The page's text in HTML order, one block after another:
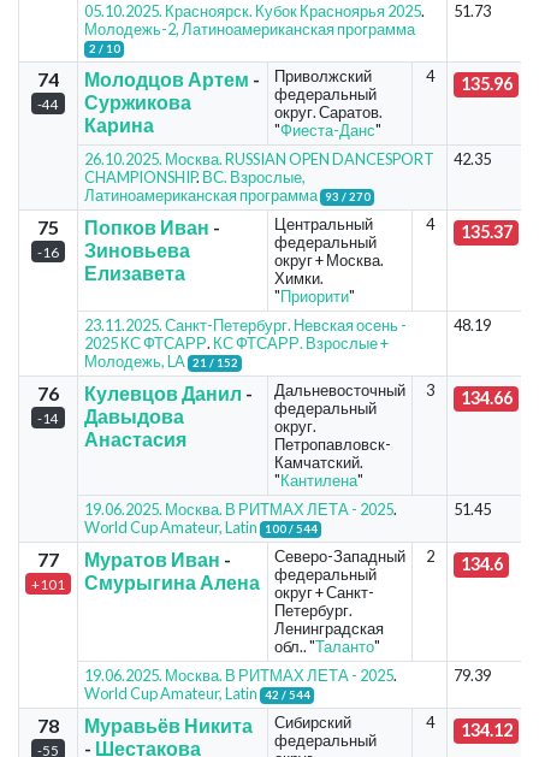
05.10.2025. Красноярск. Кубок Красноярья 2025.
Молодежь-2, Латиноамериканская программа
2 / 10
51.73
74
-44
Молодцов Артем -
Суржикова
Карина
Приволжский
федеральный
округ. Саратов.
"Фиеста-Данс"
4 135.96
26.10.2025. Москва. RUSSIAN OPEN DANCESPORT
CHAMPIONSHIP. ВС. Взрослые,
Латиноамериканская программа 93 / 270
42.35
75
-16
Попков Иван -
Зиновьева
Елизавета
Центральный
федеральный
округ + Москва.
Химки.
"Приорити"
4 135.37
23.11.2025. Санкт-Петербург. Невская осень -
2025 КС ФТСАРР. КС ФТСАРР. Взрослые +
Молодежь, LA 21 / 152
48.19
76
-14
Кулевцов Данил -
Давыдова
Анастасия
Дальневосточный
федеральный
округ.
Петропавловск-
Камчатский.
"Кантилена"
3 134.66
19.06.2025. Москва. В РИТМАХ ЛЕТА - 2025.
World Cup Amateur, Latin
100 / 544
51.45
77
+101
Муратов Иван -
Смурыгина Алена
Северо-Западный
федеральный
округ + Санкт-
Петербург.
Ленинградская
обл.. "Таланто"
2 134.6
19.06.2025. Москва. В РИТМАХ ЛЕТА - 2025.
World Cup Amateur, Latin
42 / 544
79.39
78
-55
Муравьёв Никита
- Шестакова
Сибирский
федеральный
4 134.12